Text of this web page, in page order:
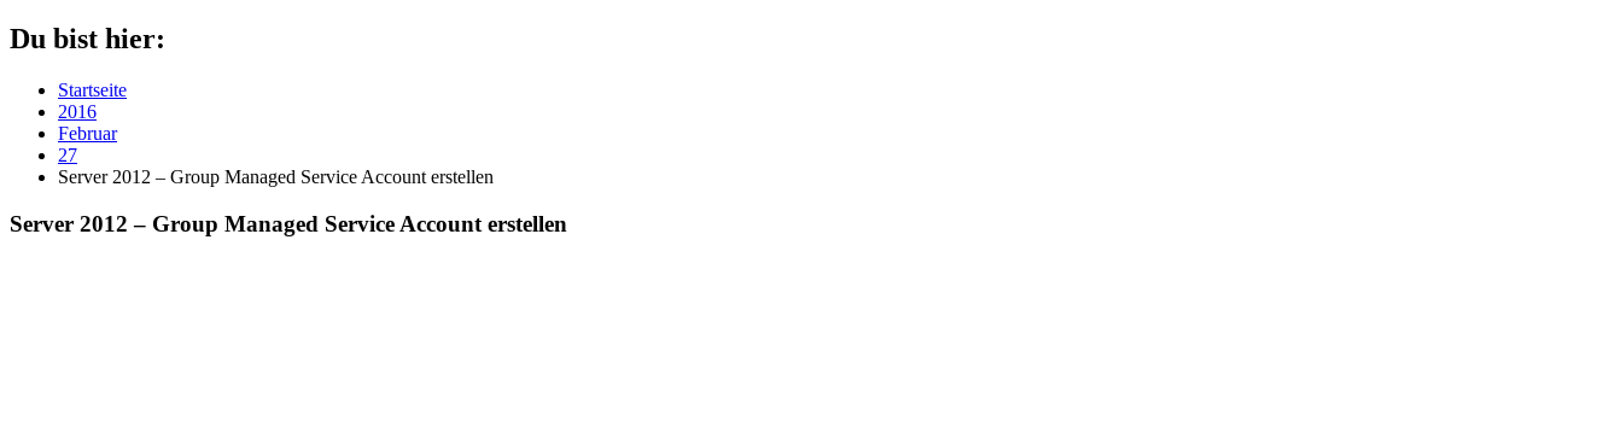
Du bist hier:
Startseite
2016
Februar
27
Server 2012 – Group Managed Service Account erstellen
Server 2012 – Group Managed Service Account erstellen